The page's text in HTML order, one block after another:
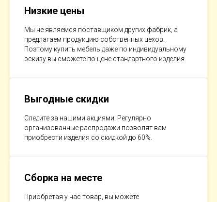
Низкие цены
Мы не являемся поставщиком других фабрик, а
предлагаем продукцию собственных цехов.
Поэтому купить мебель даже по индивидуальному
эскизу вы сможете по цене стандартного изделия.
Выгодные скидки
Следите за нашими акциями. Регулярно
организованные распродажи позволят вам
приобрести изделия со скидкой до 60%.
Сборка на месте
Приобретая у нас товар, вы можете